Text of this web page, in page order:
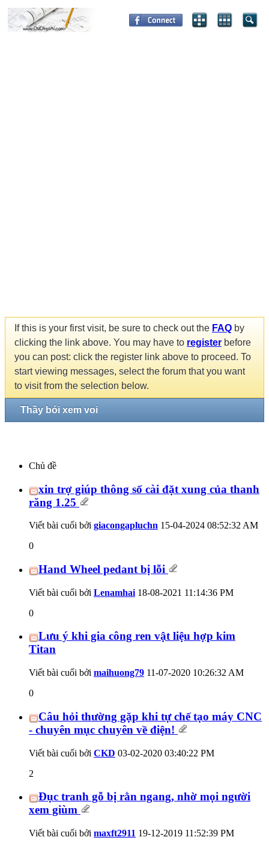
If this is your first visit, be sure to check out the FAQ by
clicking the link above. You may have to register before
you can post: click the register link above to proceed. To
start viewing messages, select the forum that you want
to visit from the selection below.
Thầy bói xem voi
Chủ đề
xin trợ giúp thông số cài đặt xung của thanh
răng 1.25
Viết bài cuối bởi giacongapluchn 15-04-2024 08:52:32 AM
0
Hand Wheel pedant bị lỗi
Viết bài cuối bởi Lenamhai 18-08-2021 11:14:36 PM
0
Lưu ý khi gia công ren vật liệu hợp kim
Titan
Viết bài cuối bởi maihuong79 11-07-2020 10:26:32 AM
0
Câu hỏi thường gặp khi tự chế tạo máy CNC
- chuyên mục chuyên về điện!
Viết bài cuối bởi CKD 03-02-2020 03:40:22 PM
2
Đục tranh gỗ bị rằn ngang, nhờ mọi người
xem giùm
Viết bài cuối bởi maxft2911 19-12-2019 11:52:39 PM